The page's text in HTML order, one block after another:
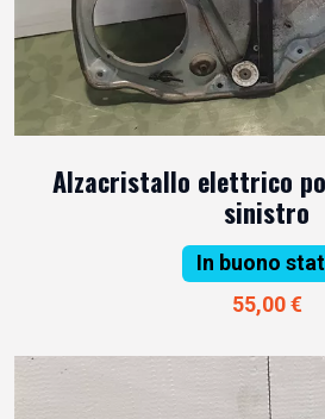
Alzacristallo elettrico
sinistro
In buono
55,00 €